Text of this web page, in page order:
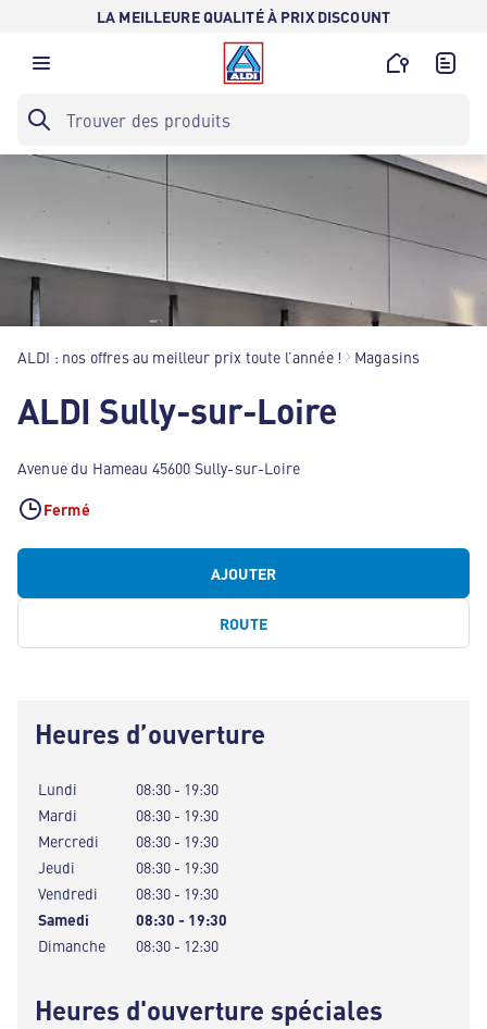
LA MEILLEURE QUALITÉ À PRIX DISCOUNT
ALDI : nos offres au meilleur prix toute l’année ! Magasins
ALDI Sully-sur-Loire
Avenue du Hameau 45600 Sully-sur-Loire
Fermé
AJOUTER
ROUTE
Heures d’ouverture
Lundi
08:30 - 19:30
Mardi
08:30 - 19:30
Mercredi
08:30 - 19:30
Jeudi
08:30 - 19:30
Vendredi
08:30 - 19:30
Samedi
08:30 - 19:30
Dimanche
08:30 - 12:30
Heures d'ouverture spéciales